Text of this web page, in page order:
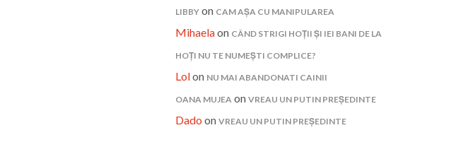
LIBBY on CAM AȘA CU MANIPULAREA
Mihaelaon CÂND STRIGI HOȚII ȘI IEI BANI DE LA
HOȚI NU TE NUMEȘTI COMPLICE?
Lolon NU MAI ABANDONATI CAINII
OANA MUJEA on VREAU UN PUTIN PREȘEDINTE
Dado on VREAU UN PUTIN PREȘEDINTE